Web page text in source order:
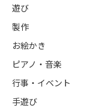
遊び
製作
お絵かき
ピアノ・音楽
行事・イベント
手遊び